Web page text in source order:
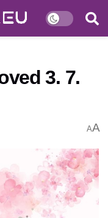
3. 7.
AA